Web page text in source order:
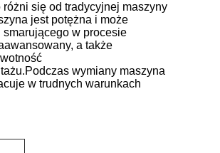
się od tradycyjnej maszyny
jest potężna i może
w procesie
a także
wymiany maszyna
w trudnych warunkach